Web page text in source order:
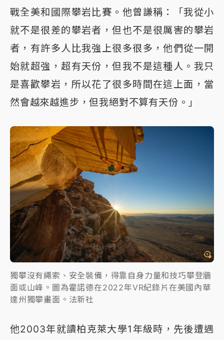
戰全美和國際攀岩比賽。他曾謙稱：「我從小
就不是很差的攀岩者，但也不是很厲害的攀岩
者，有許多人比我強上很多很多，他們從一開
始就超強，超有天份，但我不是這種人。我只
是喜歡攀岩，所以花了很多時間在這上面，當
然會越來越進步，但我絕對不算有天份。」
獨攀沒有繩索、安全裝備，得靠自身力量和技巧攀登牆
面或山峰。圖為霍諾德在2022年VR紀錄片在美國內華
達州獨攀畫面。法新社
他2003年就讀柏克萊大學1年級時，先後遭遇